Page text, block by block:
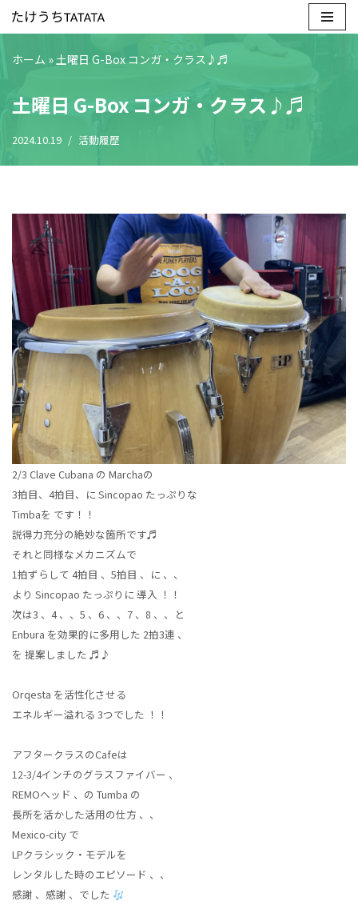
ン
ン
へ
ス
プ
ホーム »土曜日 G-Box コンガ・クラス♪♬
土曜日 G-Box コンガ・クラス♪♬
2024.10.19 活動履歴
2/3 Clave Cubana の Marchaの
3拍目、4拍目、に Sincopao たっぷりな
Timbaを です！！
説得力充分の絶妙な箇所です♬
それと同様なメカニズムで
1拍ずらして 4拍目 、5拍目 、に 、、
より Sincopao たっぷりに 導入 ！！
次は3 、4 、、5 、6 、、7 、8 、、と
Enbura を効果的に多用した 2拍3連 、
を 提案しました ♬♪
Orqesta を活性化させる
エネルギー溢れる 3つでした ！！
アフタークラスのCafeは
12-3/4インチのグラスファイバー 、
REMOヘッド 、の Tumba の
長所を活かした活用の仕方 、、
Mexico-city で
LPクラシック・モデルを
レンタルした時のエピソード 、、
感謝 、感謝 、でした